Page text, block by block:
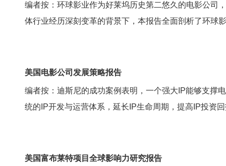
编者按：环球影业作为好莱坞历史第二悠久的电影公司
体行业经历深刻变革的背景下，本报告全面剖析了环球
美国电影公司发展策略报告
编者按：迪斯尼的成功案例表明，一个强大IP能够支撑
统的IP开发与运营体系，延长IP生命周期，提高IP投资
美国富布莱特项目全球影响力研究报告